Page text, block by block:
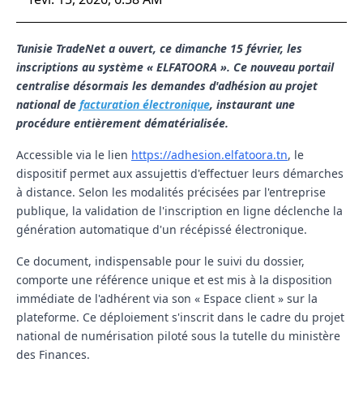
Tunisie TradeNet a ouvert, ce dimanche 15 février, les
inscriptions au système « ELFATOORA ». Ce nouveau portail
centralise désormais les demandes d'adhésion au projet
national de facturation électronique, instaurant une
procédure entièrement dématérialisée.
Accessible via le lien https://adhesion.elfatoora.tn, le
dispositif permet aux assujettis d'effectuer leurs démarches
à distance. Selon les modalités précisées par l'entreprise
publique, la validation de l'inscription en ligne déclenche la
génération automatique d'un récépissé électronique.
Ce document, indispensable pour le suivi du dossier,
comporte une référence unique et est mis à la disposition
immédiate de l'adhérent via son « Espace client » sur la
plateforme. Ce déploiement s'inscrit dans le cadre du projet
national de numérisation piloté sous la tutelle du ministère
des Finances.